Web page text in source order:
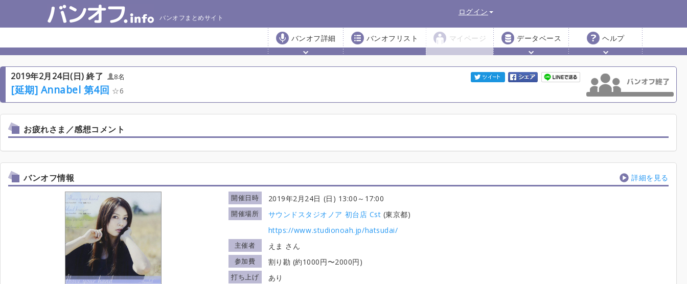
バンオフまとめサイト
ログイン
バンオフ詳細 バンオフリスト マイページ データベース ヘルプ
2019年2月24日(日) 終了 8名
[延期] Annabel 第4回 6
お疲れさま／感想コメント
バンオフ情報 詳細を見る
開催日時 2019年2月24日 (日) 13:00 ～17:00
開催場所 サウンドスタジオノア 初台店 Cst (東京都)
https://www.studionoah.jp/hatsudai/
主催者 えま さん
参加費 割り勘 (約1000円〜2000円)
打ち上げ あり